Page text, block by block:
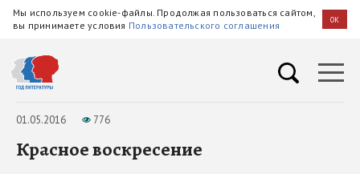
Мы используем cookie-файлы. Продолжая пользоваться сайтом,
вы принимаете условия Пользовательского соглашения OK
01.05.2016 776
Красное воскресение